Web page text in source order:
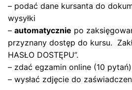
– podać dane kursanta do
wysyłki
– automatycznie po
przyznany dostęp do kursu.
HASŁO DOSTĘPU”.
– zdać egzamin online (10
– wysłać zdjęcie do